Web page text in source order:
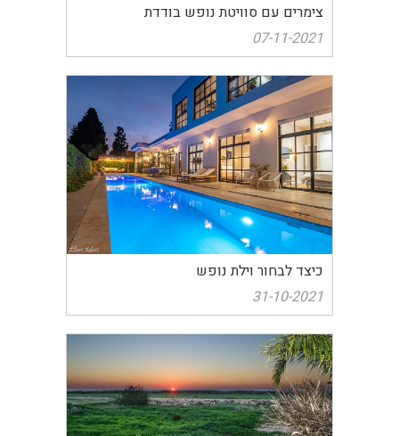
צימרים עם סוויטת נופש בודדת
07-11-2021
כיצד לבחור וילת נופש
31-10-2021